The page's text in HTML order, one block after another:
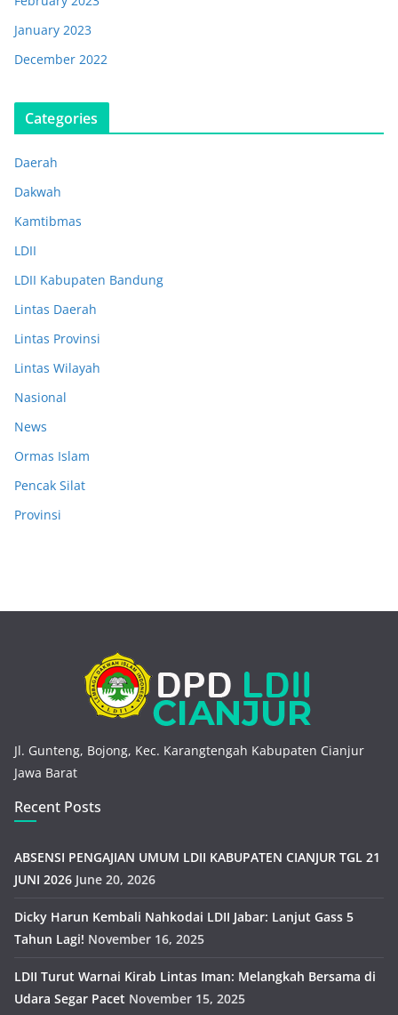
January 2023
December 2022
Categories
Daerah
Dakwah
Kamtibmas
LDII
LDII Kabupaten Bandung
Lintas Daerah
Lintas Provinsi
Lintas Wilayah
Nasional
News
Ormas Islam
Pencak Silat
Provinsi
Jl. Gunteng, Bojong, Kec. Karangtengah Kabupaten Cianjur
Jawa Barat
Recent Posts
ABSENSI PENGAJIAN UMUM LDII KABUPATEN CIANJUR TGL 21
JUNI 2026 June 20, 2026
Dicky Harun Kembali Nahkodai LDII Jabar: Lanjut Gass 5
Tahun Lagi! November 16, 2025
LDII Turut Warnai Kirab Lintas Iman: Melangkah Bersama di
Udara Segar Pacet November 15, 2025